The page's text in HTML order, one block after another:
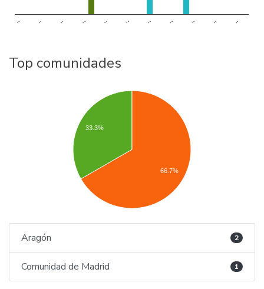
.. .. .. .. .. .. .. .. .. .. ..
Top comunidades
33.3%
66.7%
Aragón 2
Comunidad de Madrid 1